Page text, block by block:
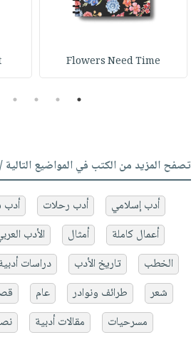
Flowers Need Time
1
2
3
4
تصفح المزيد من الكتب في المواضيع التالية /
أدب إسلامي أدب رحلات
أعمال كاملة
أمثال الأدب
الخطب
تاريخ الأدب دراسات
شعر
طرائف ونوادر عام
مسرحيات
مقالات أدبية